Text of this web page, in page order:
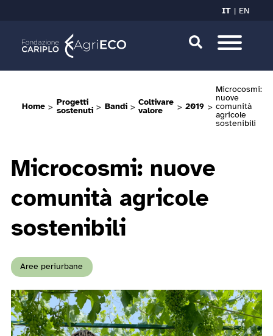
IT EN
Home > Progetti
sostenuti > Bandi > Coltivare
valore
> 2019 >
Microcosmi:
nuove
comunità
agricole
sostenibili
Microcosmi: nuove
comunità agricole
sostenibili
Aree periurbane